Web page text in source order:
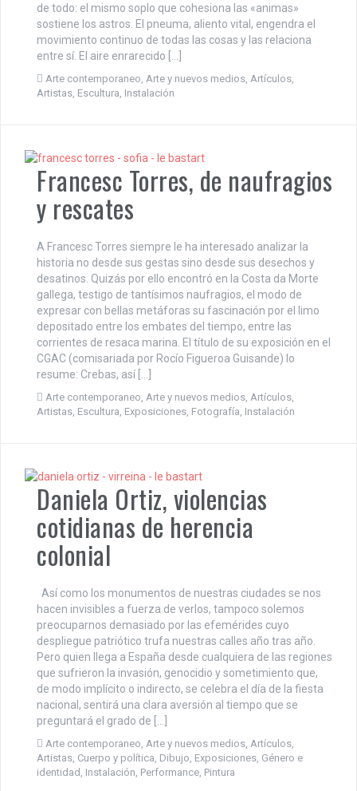
de todo: el mismo soplo que cohesiona las «animas»
sostiene los astros. El pneuma, aliento vital, engendra el
movimiento continuo de todas las cosas y las relaciona
entre sí. El aire enrarecido […]
Arte contemporaneo Arte y nuevos medios Artículos
Artistas Escultura Instalación
Francesc Torres, de naufragios
y rescates
A Francesc Torres siempre le ha interesado analizar la
historia no desde sus gestas sino desde sus desechos y
desatinos. Quizás por ello encontró en la Costa da Morte
gallega, testigo de tantísimos naufragios, el modo de
expresar con bellas metáforas su fascinación por el limo
depositado entre los embates del tiempo, entre las
corrientes de resaca marina. El título de su exposición en el
CGAC (comisariada por Rocío Figueroa Guisande) lo
resume: Crebas, así […]
Arte contemporaneo Arte y nuevos medios Artículos
Artistas Escultura Exposiciones Fotografía Instalación
Daniela Ortiz, violencias
cotidianas de herencia
colonial
Así como los monumentos de nuestras ciudades se nos
hacen invisibles a fuerza de verlos, tampoco solemos
preocuparnos demasiado por las efemérides cuyo
despliegue patriótico trufa nuestras calles año tras año.
Pero quien llega a España desde cualquiera de las regiones
que sufrieron la invasión, genocidio y sometimiento que,
de modo implícito o indirecto, se celebra el día de la fiesta
nacional, sentirá una clara aversión al tiempo que se
preguntará el grado de […]
Arte contemporaneo, Arte y nuevos medios, Artículos,
Artistas, Cuerpo y política, Dibujo, Exposiciones, Género e
identidad , Instalación, Performance, Pintura